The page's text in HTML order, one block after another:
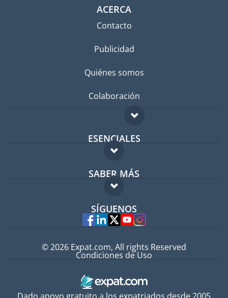
ACERCA
Contacto
Publicidad
Quiénes somos
Colaboración
ESENCIALES
Foro para expatriados
Guía para expatriados
Trabajos en el extranjero
SABER MÁS
FAQ
Expertos
SÍGUENOS
© 2026 Expat.com, All rights Reserved
Condiciones de Uso